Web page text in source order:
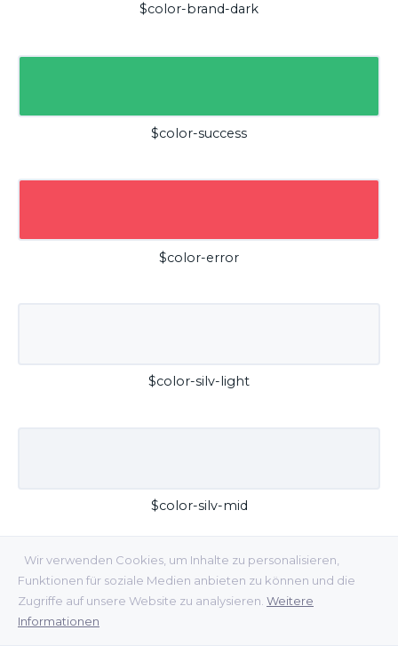
Wir verwenden Cookies, um Inhalte zu personalisieren,
Funktionen für soziale Medien anbieten zu können und die
Zugriffe auf unsere Website zu analysieren. Weitere
Informationen
$color-brand-dark
$color-success
$color-error
$color-silv-light
$color-silv-mid